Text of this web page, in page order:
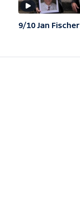
9/10 Jan Fischer